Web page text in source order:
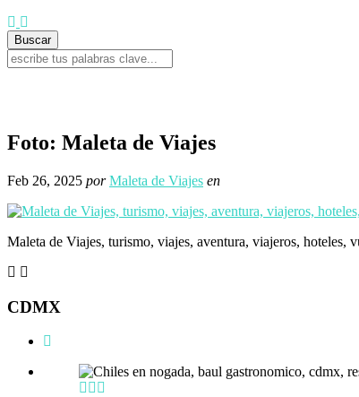
Foto: Maleta de Viajes
Feb 26, 2025 por Maleta de Viajes en
Maleta de Viajes, turismo, viajes, aventura, viajeros, hoteles,
CDMX